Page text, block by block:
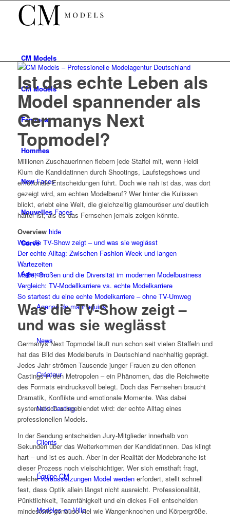
CM Models
CMModels
Femmes
Hommes
NewFaces
NouvellesFaces
Curvé
Agence
Agence de mannequins
News
Créateur
Next Casting
Clients
Équipe CM
Modèles en Ville
Ist das echte Leben als
Model spannender als
Germanys Next
Topmodel?
Millionen Zuschauerinnen fiebern jede Staffel mit, wenn Heidi
Klum die Kandidatinnen durch Shootings, Laufstegshows und
emotionale Entscheidungen führt. Doch wie nah ist das, was dort
gezeigt wird, am echten Modelberuf? Wer hinter die Kulissen
blickt, erlebt eine Welt, die gleichzeitig glamouröserunddeutlich
härter ist, als es das Fernsehen jemals zeigen könnte.
Overview hide
Was die TV-Show zeigt – und was sie weglässt
Der echte Alltag: Zwischen Fashion Week und langen
Wartezeiten
Maße, Größen und die Diversität im modernen Modelbusiness
Vergleich: TV-Modellkarriere vs. echte Modelkarriere
So startest du eine echte Modelkarriere – ohne TV-Umweg
Was die TV-Show zeigt –
und was sie weglässt
Germanys Next Topmodel läuft nun schon seit vielen Staffeln und
hat das Bild des Modelberufs in Deutschland nachhaltig geprägt.
Jedes Jahr strömen Tausende junger Frauen zu den offenen
Castings in den Metropolen – ein Phänomen, das die Reichweite
des Formats eindrucksvoll belegt. Doch das Fernsehen braucht
Dramatik, Konflikte und emotionale Momente. Was dabei
systematisch ausgeblendet wird: der echte Alltag eines
professionellen Models.
In der Sendung entscheiden Jury-Mitglieder innerhalb von
Sekunden über das Weiterkommen der Kandidatinnen. Das klingt
hart – und ist es auch. Aber in der Realität der Modebranche ist
dieser Prozess noch vielschichtiger. Wer sich ernsthaft fragt,
welcheVoraussetzungen Model werdenerfordert, stellt schnell
fest, dass Optik allein längst nicht ausreicht. Professionalität,
Pünktlichkeit, Teamfähigkeit und ein dickes Fell entscheiden
mindestens genauso viel wie Wangenknochen und Körpergröße.